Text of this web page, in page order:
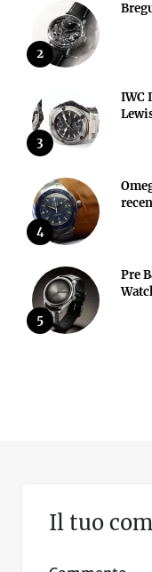
2
3
IWC
4
5
Pre
Il tuo